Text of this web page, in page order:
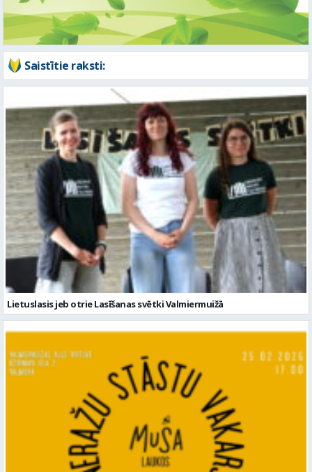
Saistītie raksti:
Lietuslasis jeb otrie Lasīšanas svētki Valmiermuižā